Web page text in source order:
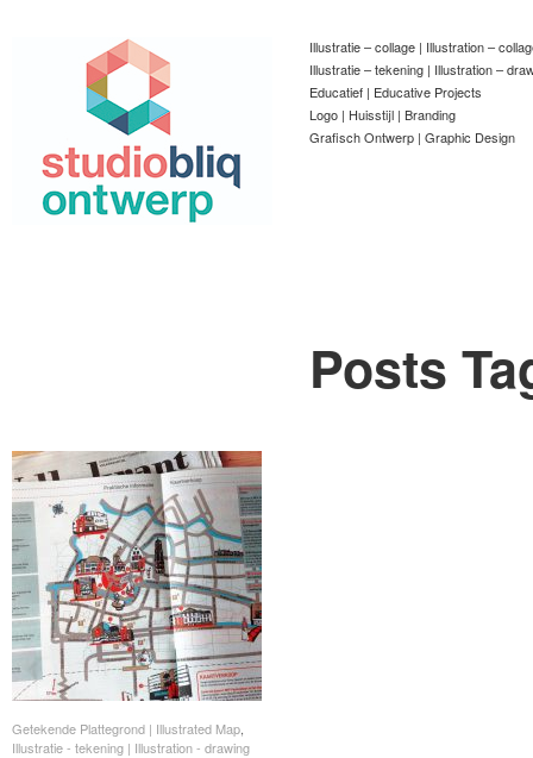
Illustratie – collage | Illustration –
Illustratie – tekening | Illustration –
Educatief | Educative Projects
Logo | Huisstijl | Branding
Grafisch Ontwerp | Graphic Design
Posts
Getekende Plattegrond | Illustrated Map
Illustratie - tekening | Illustration - drawing
Getekende Plattegrond | Illustrated Map
Illustratie - tekening | Illustration - drawing